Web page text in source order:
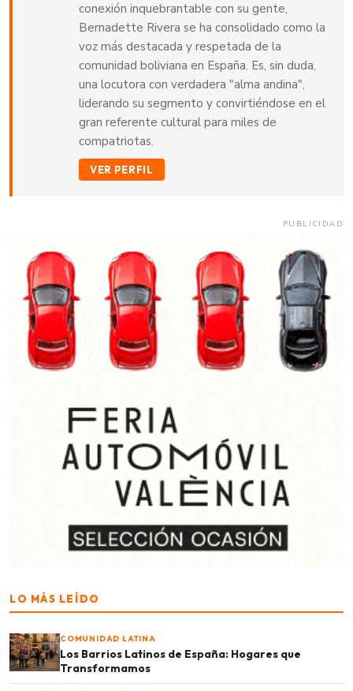
conexión inquebrantable con su gente,
Bernadette Rivera se ha consolidado como la
voz más destacada y respetada de la
comunidad boliviana en España. Es, sin duda,
una locutora con verdadera "alma andina",
liderando su segmento y convirtiéndose en el
gran referente cultural para miles de
compatriotas.
VER PERFIL
PUBLICIDAD
LO MÁS LEÍDO
COMUNIDAD LATINA
Los Barrios Latinos de España: Hogares que
Transformamos